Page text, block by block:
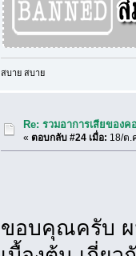
สบาย สบาย
Re: รวมอาการเสียของ
«ตอบกลับ #24 เมื่อ: 18/ต.
ขอบคุณครับ ผ